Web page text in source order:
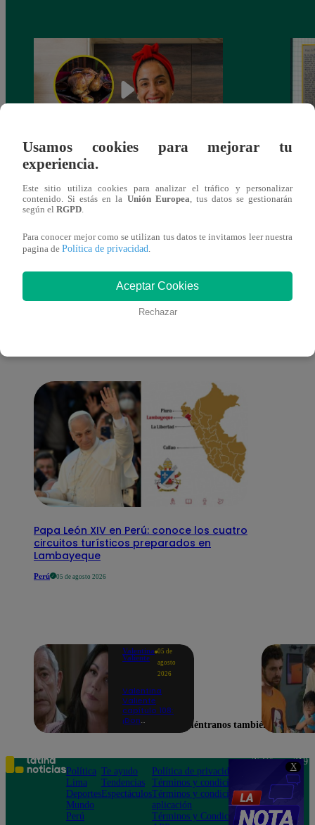
X
¿Por qué Nelly Rossinelli se volvió viral
antes de Navidad?
También te puede
Papa León XIV en Perú: conoce los cuatro
circuitos turísticos preparados en
Lambayeque
Perú 05 de agosto 2026
Valentina
Valiente
05 de
agosto
2026
Valentina
Valiente
capítulo 108:
¡Don
Frida tras
descubrir una
contradicción
en una
conversación!
Usamos cookies para mejorar tu
experiencia.
Este sitio utiliza cookies para analizar el tráfico y personalizar
contenido. Si estás en la Unión Europea , tus datos se gestionarán
según el RGPD
Para conocer mejor como se utilizan tus datos te invitamos leer nuestra
pagina de Política de privacidad
Aceptar Cookies
Rechazar
Encuéntranos también en
Política
Lima
Deportes
Mundo
Perú
Te ayudo
Tendencias
Espectáculos
Política de privacidad
Términos y condiciones
Términos y condiciones
aplicación
Términos y Condiciones
Teléfono: 219
Av. San
Felipe 968
Jesús María